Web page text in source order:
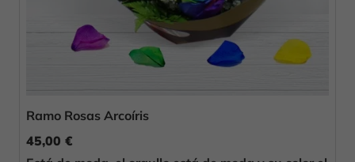
Ramo Rosas Arcoíris
45,00 €